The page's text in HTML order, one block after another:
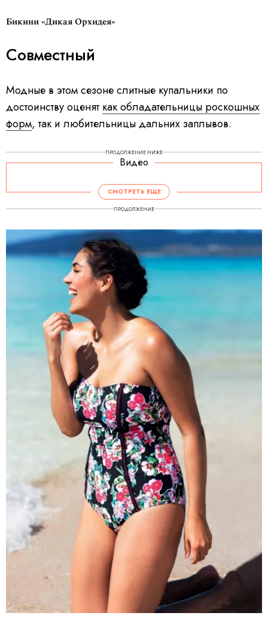
Бикини «Дикая Орхидея»
Совместный
Модные в этом сезоне слитные купальники по
достоинству оценят как обладательницы роскошных
форм, так и любительницы дальних заплывов.
ПРОДОЛЖЕНИЕ НИЖЕ
Видео
СМОТРЕТЬ ЕЩЕ
ПРОДОЛЖЕНИЕ